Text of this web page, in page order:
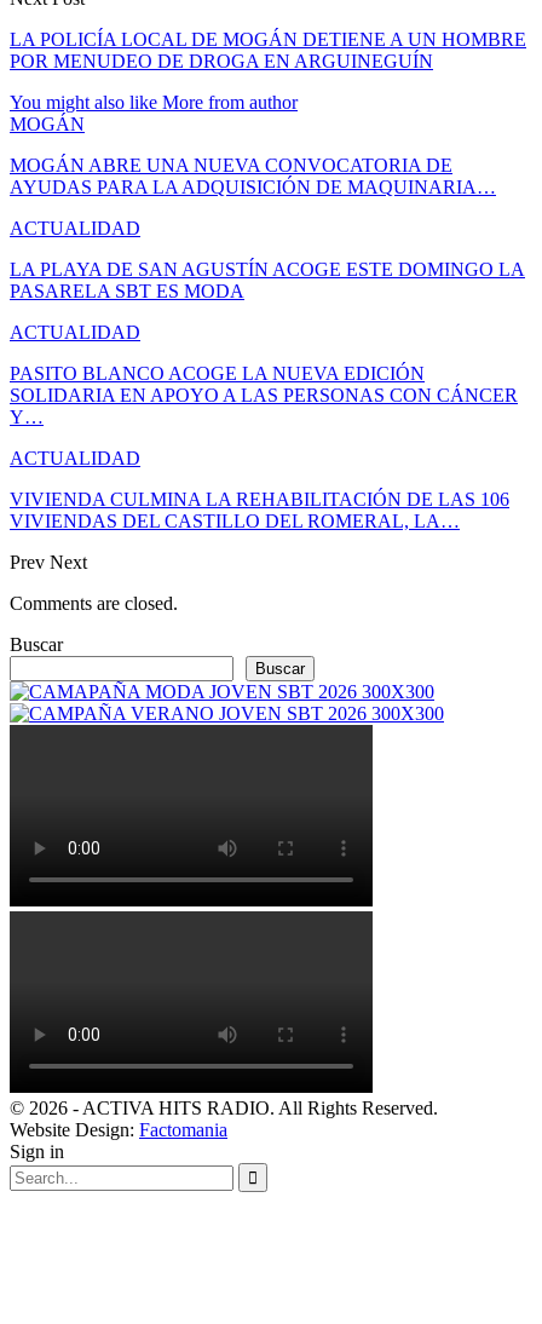
LA POLICÍA LOCAL DE MOGÁN DETIENE A UN HOMBRE
POR MENUDEO DE DROGA EN ARGUINEGUÍN
You might also like More from author
MOGÁN
MOGÁN ABRE UNA NUEVA CONVOCATORIA DE
AYUDAS PARA LA ADQUISICIÓN DE MAQUINARIA…
ACTUALIDAD
LA PLAYA DE SAN AGUSTÍN ACOGE ESTE DOMINGO LA
PASARELA SBT ES MODA
ACTUALIDAD
PASITO BLANCO ACOGE LA NUEVA EDICIÓN
SOLIDARIA EN APOYO A LAS PERSONAS CON CÁNCER
Y…
ACTUALIDAD
VIVIENDA CULMINA LA REHABILITACIÓN DE LAS 106
VIVIENDAS DEL CASTILLO DEL ROMERAL, LA…
Prev Next
Comments are closed.
Buscar
Buscar
© 2026 - ACTIVA HITS RADIO. All Rights Reserved.
Website Design: Factomania
Sign in